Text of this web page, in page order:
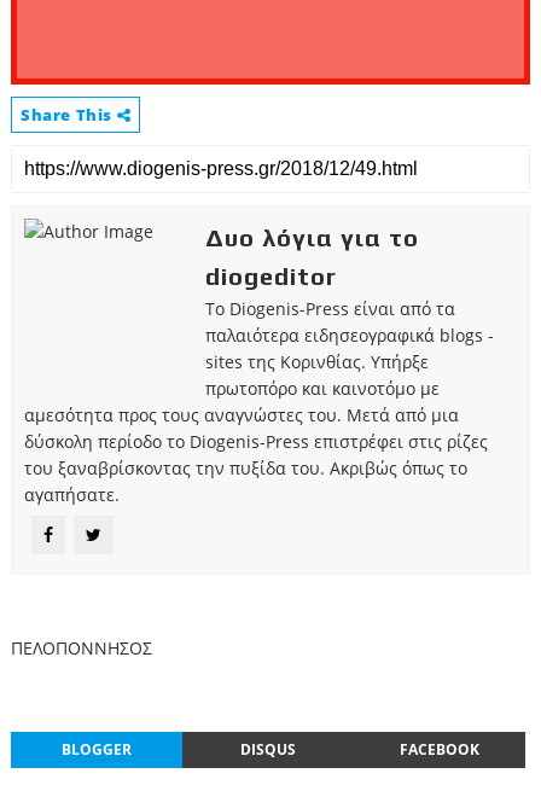
Share This
Δυο λόγια για το
diogeditor
Το Diogenis-Press είναι από τα
παλαιότερα ειδησεογραφικά blogs -
sites της Κορινθίας. Υπήρξε
πρωτοπόρο και καινοτόμο με
αμεσότητα προς τους αναγνώστες του. Μετά από μια
δύσκολη περίοδο το Diogenis-Press επιστρέφει στις ρίζες
του ξαναβρίσκοντας την πυξίδα του. Ακριβώς όπως το
αγαπήσατε.
ΠΕΛΟΠΟΝΝΗΣΟΣ
BLOGGER DISQUS FACEBOOK